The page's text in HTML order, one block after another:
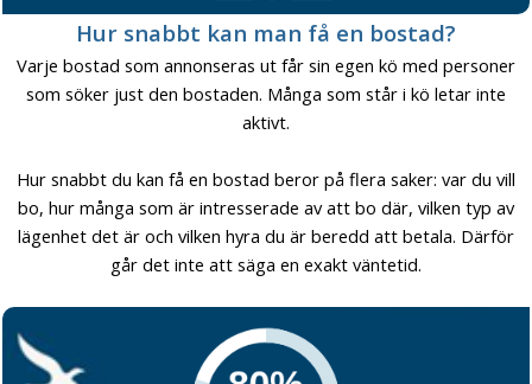
Hur snabbt kan man få en bostad?
Varje bostad som annonseras ut får sin egen kö med personer
som söker just den bostaden. Många som står i kö letar inte
aktivt.
Hur snabbt du kan få en bostad beror på flera saker: var du vill
bo, hur många som är intresserade av att bo där, vilken typ av
lägenhet det är och vilken hyra du är beredd att betala. Därför
går det inte att säga en exakt väntetid.